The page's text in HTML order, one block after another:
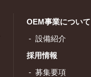
OEM事業について
設備紹介
採用情報
募集要項